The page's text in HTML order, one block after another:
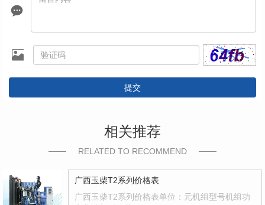
提交
相关推荐
RELATED TO RECOMMEND
广西玉柴T2系列价格表
广西玉柴T2系列价格表单位：元机组型号机组功